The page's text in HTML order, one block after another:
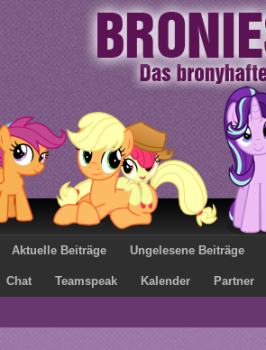
Aktuelle Beiträge Ungelesene Beiträge
Chat Teamspeak Kalender Partner